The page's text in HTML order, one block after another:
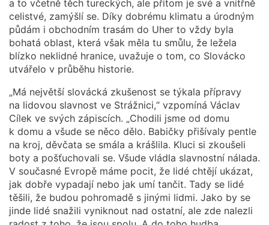
a to včetně těch tureckých, ale přitom je své a vnitřně
celistvé, zamýšlí se. Díky dobrému klimatu a úrodným
půdám i obchodním trasám do Uher to vždy byla
bohatá oblast, která však měla tu smůlu, že ležela
blízko neklidné hranice, uvažuje o tom, co Slovácko
utvářelo v průběhu historie.
„Má největší slovácká zkušenost se týkala přípravy
na lidovou slavnost ve Strážnici,“ vzpomíná Václav
Cílek ve svých zápiscích. „Chodili jsme od domu
k domu a všude se něco dělo. Babičky přišívaly pentle
na kroj, děvčata se smála a krášlila. Kluci si zkoušeli
boty a pošťuchovali se. Všude vládla slavnostní nálada.
V současné Evropě máme pocit, že lidé chtějí ukázat,
jak dobře vypadají nebo jak umí tančit. Tady se lidé
těšili, že budou pohromadě s jinými lidmi. Jako by se
jinde lidé snažili vyniknout nad ostatní, ale zde nalezli